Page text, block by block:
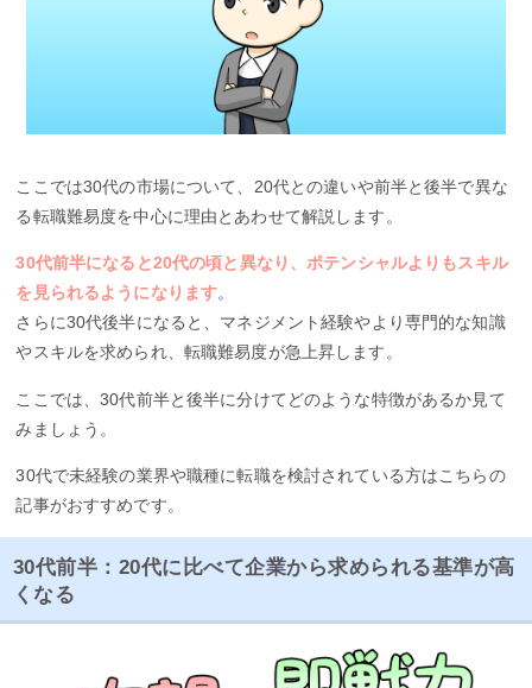
ここでは30代の市場について、20代との違いや前半と後半で異な
る転職難易度を中心に理由とあわせて解説します。
30代前半になると20代の頃と異なり、ポテンシャルよりもスキル
を見られるようになります。
さらに30代後半になると、マネジメント経験やより専門的な知識
やスキルを求められ、転職難易度が急上昇します。
ここでは、30代前半と後半に分けてどのような特徴があるか見て
みましょう。
30代で未経験の業界や職種に転職を検討されている方はこちらの
記事がおすすめです。
30代前半：20代に比べて企業から求められる基準が高
くなる